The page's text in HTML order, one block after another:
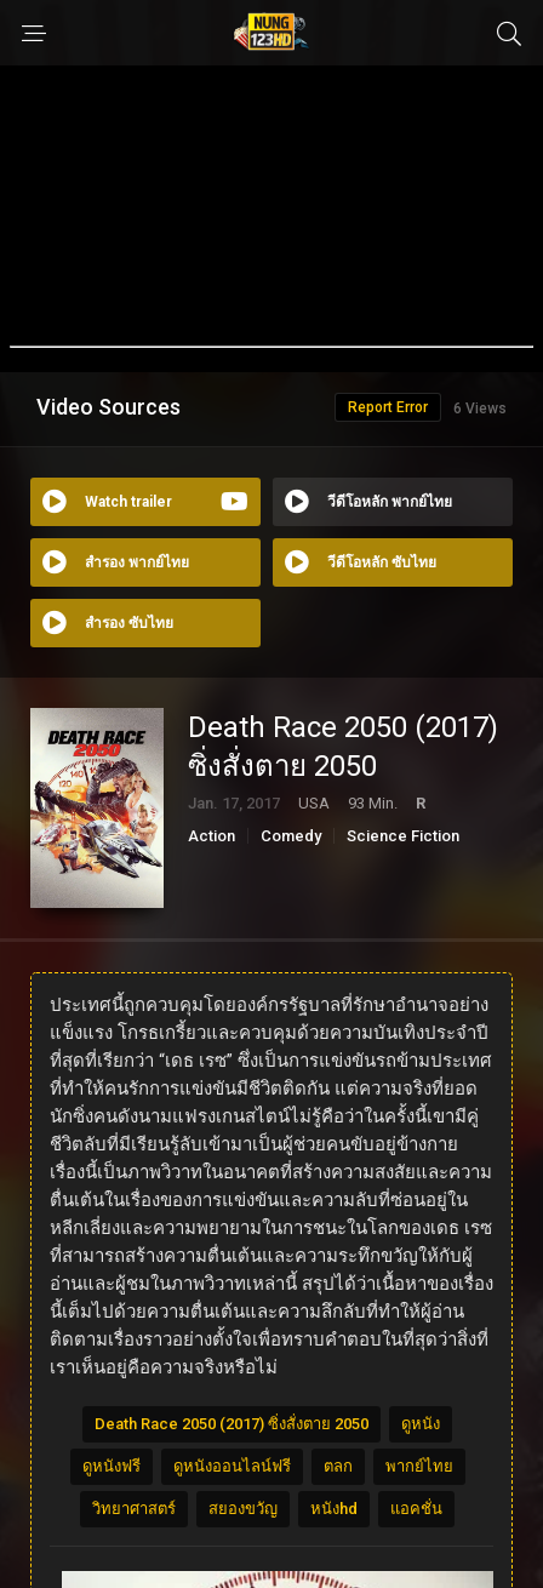
Video Sources 6 Views
Report Error
Watch trailer วีดีโอหลัก พากย์ไทย
สำรอง พากย์ไทย วีดีโอหลัก ซับไทย
สำรอง ซับไทย
Death Race 2050 (2017)
ซิ่งสั่งตาย 2050
Jan. 17, 2017 USA 93 Min.
R
Action
Comedy Science Fiction
ประเทศนี้ถูกควบคุมโดยองค์กรรัฐบาลที่รักษาอำนาจอย่าง
แข็งแรง โกรธเกรี้ยวและควบคุมด้วยความบันเทิงประจำปี
ที่สุดที่เรียกว่า “เดธ เรซ” ซึ่งเป็นการแข่งขันรถข้ามประเทศ
ที่ทำให้คนรักการแข่งขันมีชีวิตติดกัน แต่ความจริงที่ยอด
นักซิ่งคนดังนามแฟรงเกนสไตน์ไม่รู้คือว่าในครั้งนี้เขามีคู่
ชีวิตลับที่มีเรียนรู้ลับเข้ามาเป็นผู้ช่วยคนขับอยู่ข้างกาย
เรื่องนี้เป็นภาพวิวาทในอนาคตที่สร้างความสงสัยและความ
ตื่นเต้นในเรื่องของการแข่งขันและความลับที่ซ่อนอยู่ใน
หลีกเลี่ยงและความพยายามในการชนะในโลกของเดธ เรซ
ที่สามารถสร้างความตื่นเต้นและความระทึกขวัญให้กับผู้
อ่านและผู้ชมในภาพวิวาทเหล่านี้ สรุปได้ว่าเนื้อหาของเรื่อง
นี้เต็มไปด้วยความตื่นเต้นและความลึกลับที่ทำให้ผู้อ่าน
ติดตามเรื่องราวอย่างตั้งใจเพื่อทราบคำตอบในที่สุดว่าสิ่งที่
เราเห็นอยู่คือความจริงหรือไม่
Death Race 2050 (2017) ซิ่งสั่งตาย 2050 ดูหนัง
ดูหนังฟรี ดูหนังออนไลน์ฟรี ตลก พากย์ไทย
วิทยาศาสตร์ สยองขวัญ หนังhd แอคชั่น